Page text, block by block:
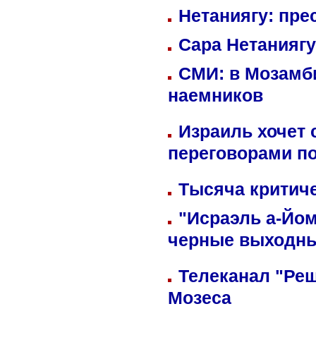
Нетаниягу:
Сара
СМИ: в
наемников
Израиль хочет
переговорами
Тысяча
"Исраэль а-
черные
Телеканал
Мозеса